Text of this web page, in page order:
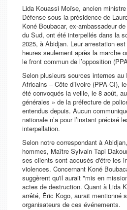
Lida Kouassi Moïse, ancien
Défense sous la présidence de
Koné Boubacar, ex-ambassadeur
du Sud, ont été interpellés dans la
2025, à Abidjan. Leur arrestation
heures seulement après la marche
le front commun de l’opposition
Selon plusieurs sources internes au
Africains – Côte d’Ivoire (PPA-CI),
été convoqués la veille, le 8 août,
générales » de la préfecture de
entendus depuis. Aucun
nationale n’a pour l’instant précisé
interpellation.
Selon notre correspondant à
hommes, Maître Sylvain Tapi
ses clients sont accusés d'être les
violences. Concernant Koné
suggèrent qu'il aurait "mis en
actes de destruction. Quant à Lida
arrêté, Éric Kogo, aurait mentionné
organisateurs de ces événements.